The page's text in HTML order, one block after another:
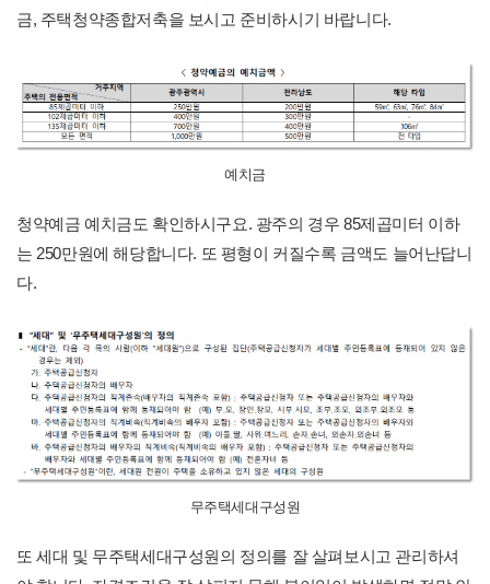
금, 주택청약종합저축을 보시고 준비하시기 바랍니다.
예치금
청약예금 예치금도 확인하시구요. 광주의 경우 85제곱미터 이하
는 250만원에 해당합니다. 또 평형이 커질수록 금액도 늘어난답니
다.
무주택세대구성원
또 세대 및 무주택세대구성원의 정의를 잘 살펴보시고 관리하셔